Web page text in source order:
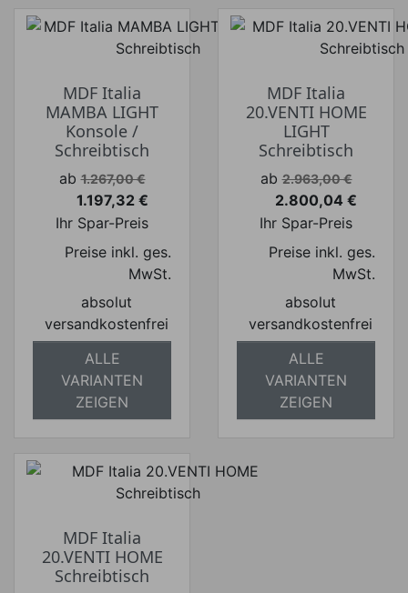
MDF Italia
MAMBA LIGHT
Konsole /
Schreibtisch
Verkaufspreis
ab 1.267,00 €
Preis
1.197,32 €
Ihr Spar-Preis
Preise inkl. ges.
MwSt.
absolut
versandkostenfrei
ALLE
VARIANTEN
ZEIGEN
MDF Italia
20.VENTI HOME
LIGHT
Schreibtisch
Verkaufspreis
ab 2.963,00 €
Preis
2.800,04 €
Ihr Spar-Preis
Preise inkl. ges.
MwSt.
absolut
versandkostenfrei
ALLE
VARIANTEN
ZEIGEN
MDF Italia
20.VENTI HOME
Schreibtisch